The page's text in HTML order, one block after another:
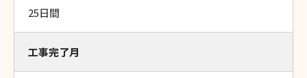
25日間
工事完了月